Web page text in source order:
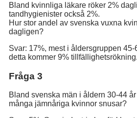
Bland kvinnliga läkare röker 2%
tandhygienister också 2%.
Hur stor andel av svenska vuxna
dagligen?
Svar: 17%, mest i åldersgruppen 45-
detta kommer 9% tillfällighetsrökning.
Fråga 3
Bland svenska män i åldern 30-44
många jämnåriga kvinnor snusar?